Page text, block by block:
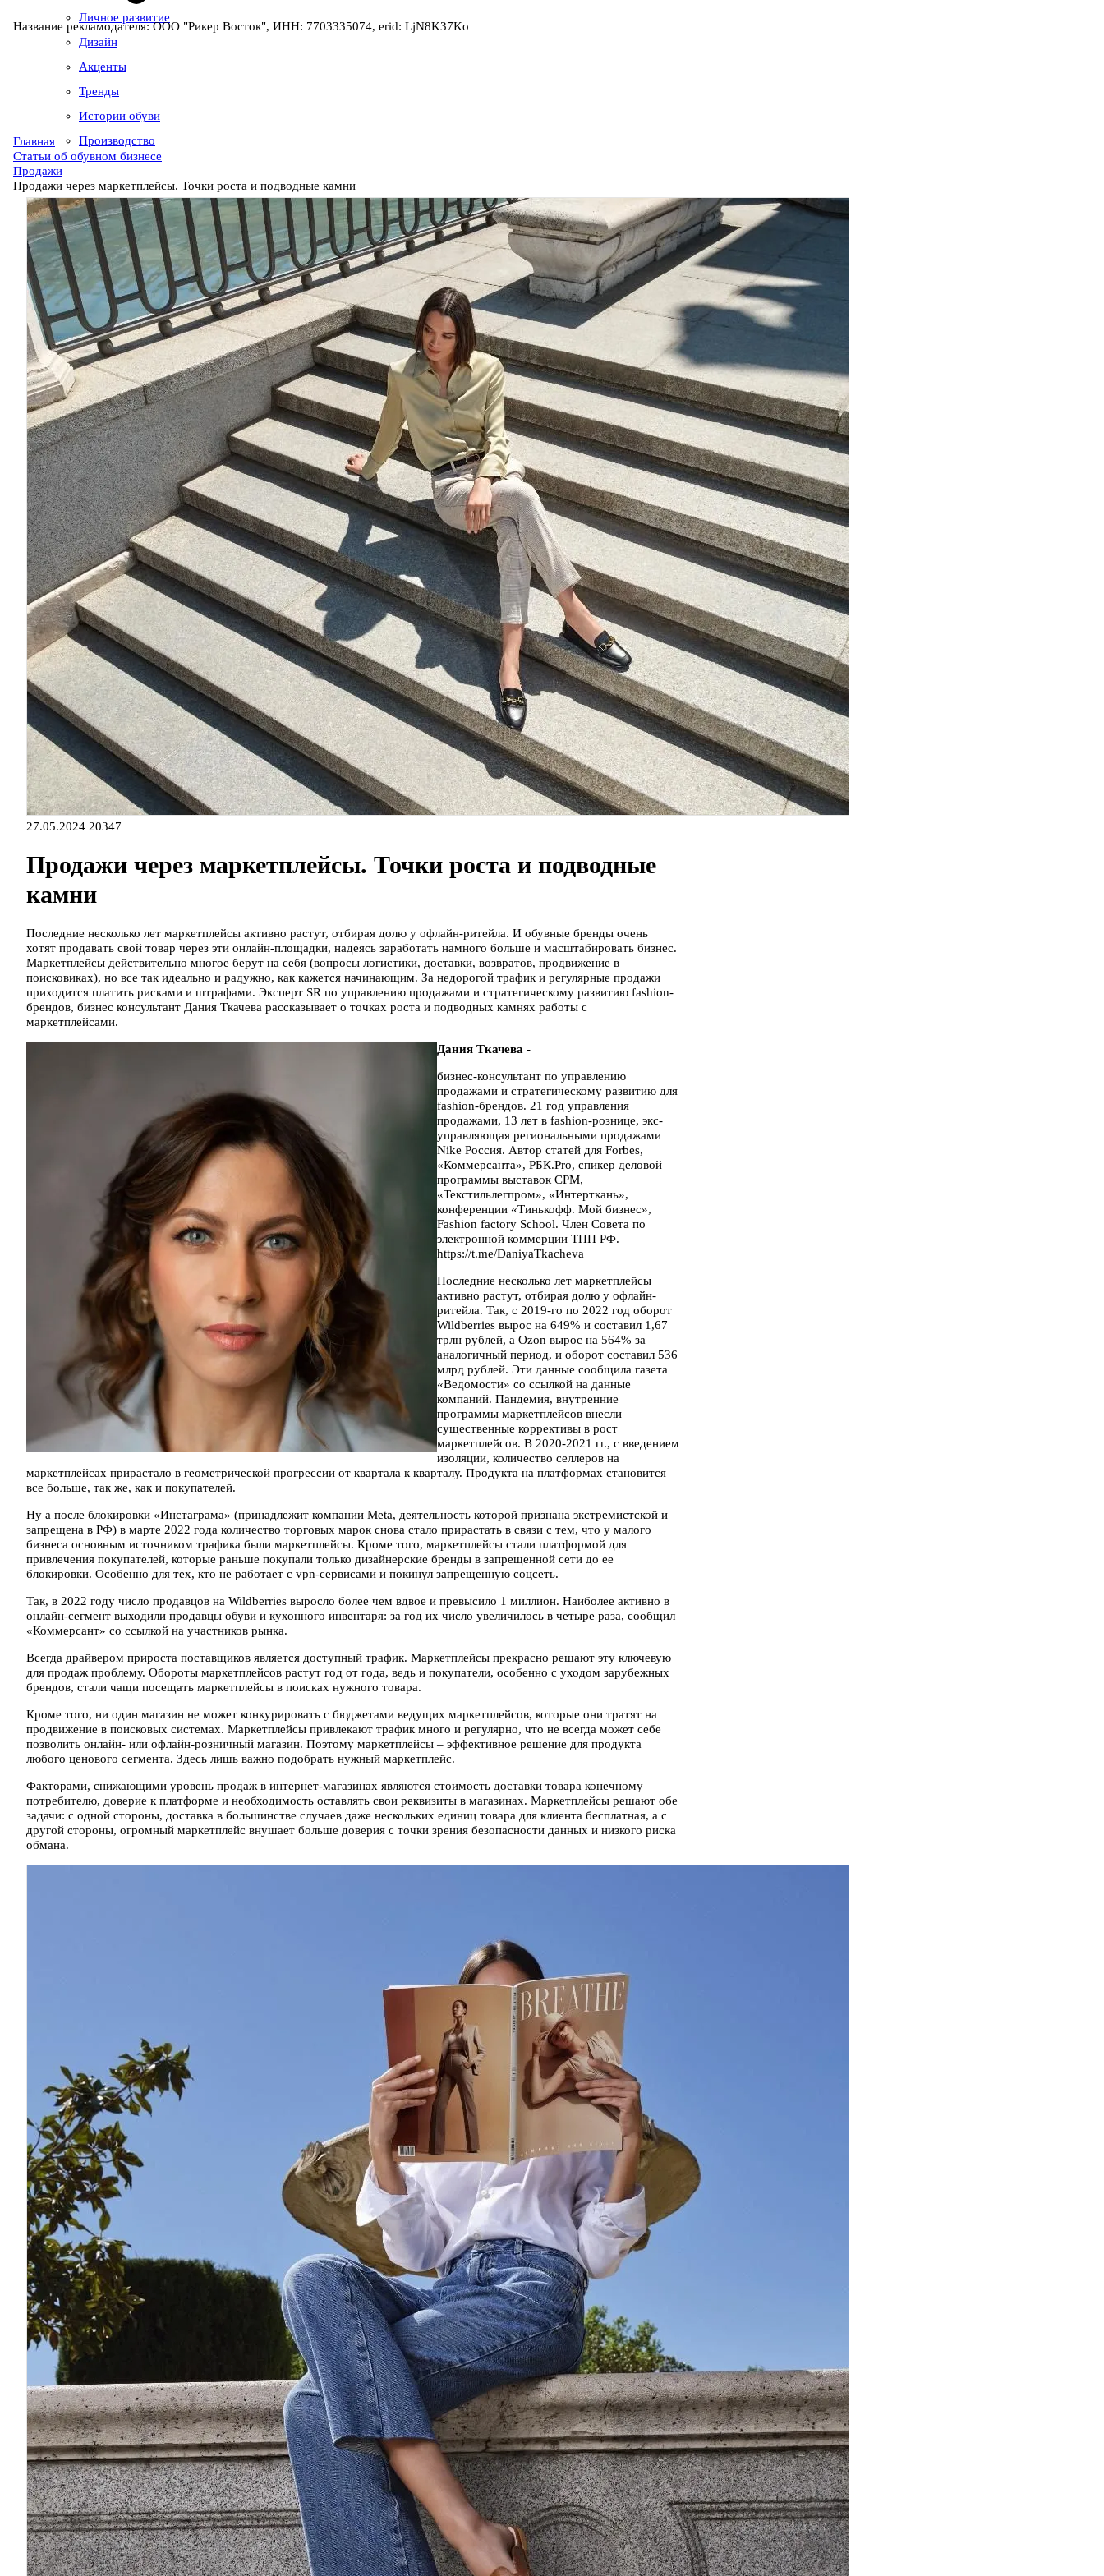
Личное развитие
Дизайн
Акценты
Тренды
Истории обуви
Производство
Название рекламодателя: ООО "Рикер Восток", ИНН: 7703335074, erid: LjN8K37Ko
Главная
Статьи об обувном бизнесе
Продажи
Продажи через маркетплейсы. Точки роста и подводные камни
27.05.2024 20347
Продажи через маркетплейсы. Точки роста и подводные
камни
Последние несколько лет маркетплейсы активно растут, отбирая долю у офлайн-ритейла. И обувные бренды очень
хотят продавать свой товар через эти онлайн-площадки, надеясь заработать намного больше и масштабировать бизнес.
Маркетплейсы действительно многое берут на себя (вопросы логистики, доставки, возвратов, продвижение в
поисковиках), но все так идеально и радужно, как кажется начинающим. За недорогой трафик и регулярные продажи
приходится платить рисками и штрафами. Эксперт SR по управлению продажами и стратегическому развитию fashion-
брендов, бизнес консультант Дания Ткачева рассказывает о точках роста и подводных камнях работы с
маркетплейсами.
Дания Ткачева -
бизнес-консультант по управлению
продажами и стратегическому развитию для
fashion-брендов. 21 год управления
продажами, 13 лет в fashion-рознице, экс-
управляющая региональными продажами
Nike Россия. Автор статей для Forbes,
«Коммерсанта», РБК.Pro, спикер деловой
программы выставок CPM,
«Текстильлегпром», «Интерткань»,
конференции «Тинькофф. Мой бизнес»,
Fashion factory School. Член Совета по
электронной коммерции ТПП РФ.
https://t.me/DaniyaTkacheva
Последние несколько лет маркетплейсы
активно растут, отбирая долю у офлайн-
ритейла. Так, с 2019-го по 2022 год оборот
Wildberries вырос на 649% и составил 1,67
трлн рублей, а Ozon вырос на 564% за
аналогичный период, и оборот составил 536
млрд рублей. Эти данные сообщила газета
«Ведомости» со ссылкой на данные
компаний. Пандемия, внутренние
программы маркетплейсов внесли
существенные коррективы в рост
маркетплейсов. В 2020-2021 гг., с введением
изоляции, количество селлеров на
маркетплейсах прирастало в геометрической прогрессии от квартала к кварталу. Продукта на платформах становится
все больше, так же, как и покупателей.
Ну а после блокировки «Инстаграма» (принадлежит компании Meta, деятельность которой признана экстремистской и
запрещена в РФ) в марте 2022 года количество торговых марок снова стало прирастать в связи с тем, что у малого
бизнеса основным источником трафика были маркетплейсы. Кроме того, маркетплейсы стали платформой для
привлечения покупателей, которые раньше покупали только дизайнерские бренды в запрещенной сети до ее
блокировки. Особенно для тех, кто не работает с vpn-сервисами и покинул запрещенную соцсеть.
Так, в 2022 году число продавцов на Wildberries выросло более чем вдвое и превысило 1 миллион. Наиболее активно в
онлайн-сегмент выходили продавцы обуви и кухонного инвентаря: за год их число увеличилось в четыре раза, сообщил
«Коммерсант» со ссылкой на участников рынка.
Всегда драйвером прироста поставщиков является доступный трафик. Маркетплейсы прекрасно решают эту ключевую
для продаж проблему. Обороты маркетплейсов растут год от года, ведь и покупатели, особенно с уходом зарубежных
брендов, стали чащи посещать маркетплейсы в поисках нужного товара.
Кроме того, ни один магазин не может конкурировать с бюджетами ведущих маркетплейсов, которые они тратят на
продвижение в поисковых системах. Маркетплейсы привлекают трафик много и регулярно, что не всегда может себе
позволить онлайн- или офлайн-розничный магазин. Поэтому маркетплейсы – эффективное решение для продукта
любого ценового сегмента. Здесь лишь важно подобрать нужный маркетплейс.
Факторами, снижающими уровень продаж в интернет-магазинах являются стоимость доставки товара конечному
потребителю, доверие к платформе и необходимость оставлять свои реквизиты в магазинах. Маркетплейсы решают обе
задачи: с одной стороны, доставка в большинстве случаев даже нескольких единиц товара для клиента бесплатная, а с
другой стороны, огромный маркетплейс внушает больше доверия с точки зрения безопасности данных и низкого риска
обмана.